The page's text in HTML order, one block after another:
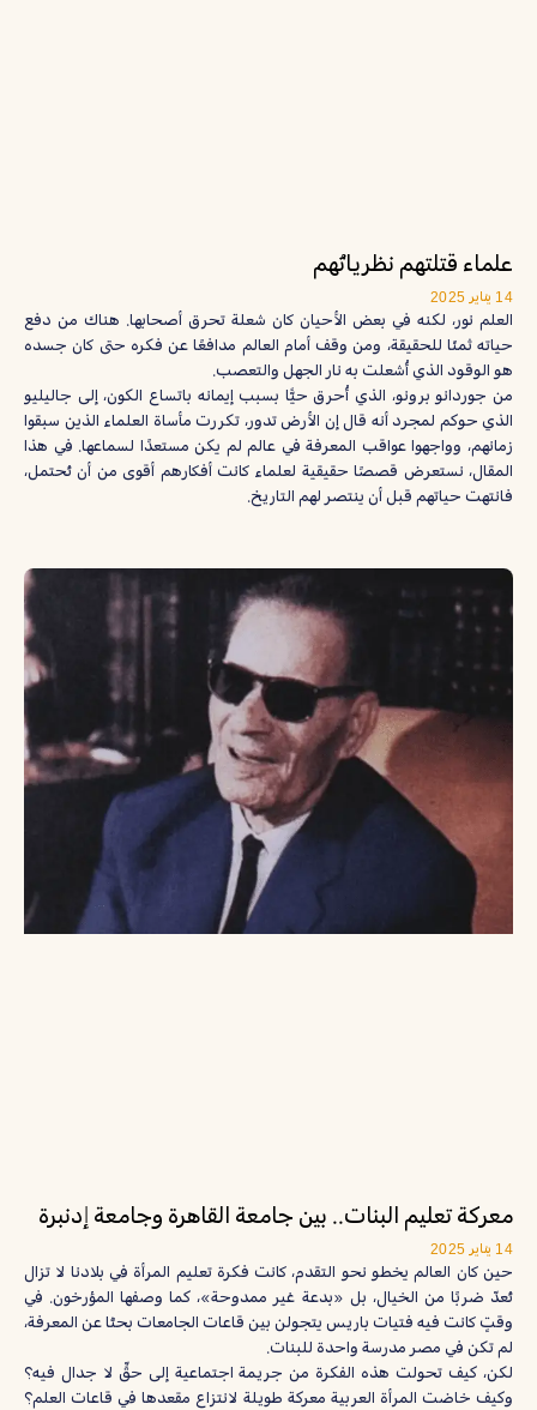
علماء قتلتهم نظرياتُهم
14 يناير 2025
العلم نور، لكنه في بعض الأحيان كان شعلة تحرق أصحابها. هناك من دفع
حياته ثمنًا للحقيقة، ومن وقف أمام العالم مدافعًا عن فكره حتى كان جسده
هو الوقود الذي أُشعلت به نار الجهل والتعصب.
من جوردانو برونو، الذي أُحرق حيًّا بسبب إيمانه باتساع الكون، إلى جاليليو
الذي حوكم لمجرد أنه قال إن الأرض تدور، تكررت مأساة العلماء الذين سبقوا
زمانهم، وواجهوا عواقب المعرفة في عالم لم يكن مستعدًا لسماعها. في هذا
المقال، نستعرض قصصًا حقيقية لعلماء كانت أفكارهم أقوى من أن تُحتمل،
فانتهت حياتهم قبل أن ينتصر لهم التاريخ.
معركة تعليم البنات.. بين جامعة القاهرة وجامعة إدنبرة
14 يناير 2025
حين كان العالم يخطو نحو التقدم، كانت فكرة تعليم المرأة في بلادنا لا تزال
تُعدّ ضربًا من الخيال، بل «بدعة غير ممدوحة»، كما وصفها المؤرخون. في
وقتٍ كانت فيه فتيات باريس يتجولن بين قاعات الجامعات بحثًا عن المعرفة،
لم تكن في مصر مدرسة واحدة للبنات.
لكن، كيف تحولت هذه الفكرة من جريمة اجتماعية إلى حقٍّ لا جدال فيه؟
وكيف خاضت المرأة العربية معركة طويلة لانتزاع مقعدها في قاعات العلم؟